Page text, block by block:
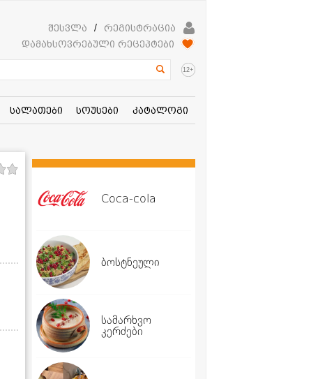
შესვლა /
რეგისტრაცია
დამახსოვრებული რეცეპტები
12+
სალათები სოუსები კატალოგი
Coca-cola
ბოსტნეული
სამარხვო
კერძები